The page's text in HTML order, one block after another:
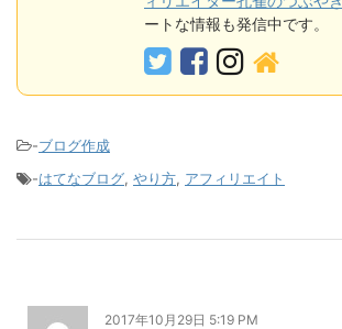
ートな情報も発信中です。
-ブログ作成
-はてなブログ, やり方, アフィリエイト
2017年10月29日 5:19 PM